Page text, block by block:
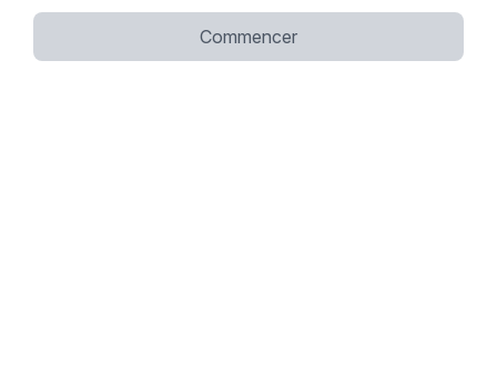
Commencer